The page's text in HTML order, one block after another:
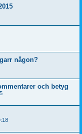
någon?
och betyg